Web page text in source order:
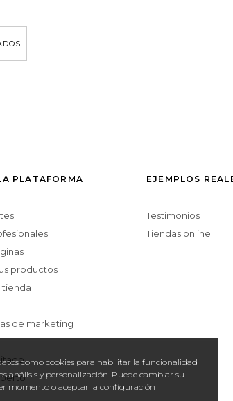
PLATAFORMA
productos
tienda
de marketing
EJEMPLOS
Testimonios
Tiendas online
como cookies para habilitar la funcionalidad
análisis y personalización. Puede cambiar su
momento o aceptar la configuración